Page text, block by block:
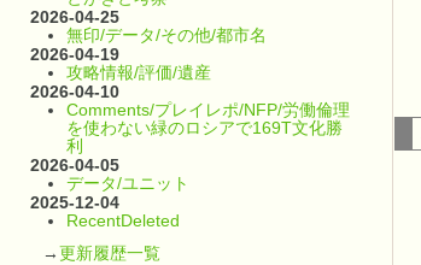
2026-04-25
無印/データ/その他/都市名
2026-04-19
攻略情報/評価/遺産
2026-04-10
Comments/プレイレポ/NFP/労働倫理
を使わない緑のロシアで169T文化勝
利
2026-04-05
データ/ユニット
2025-12-04
RecentDeleted
→更新履歴一覧